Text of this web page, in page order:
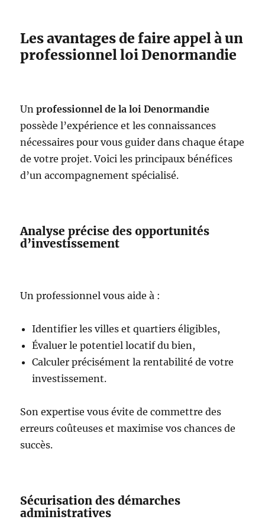
Les avantages de faire appel à un
professionnel loi Denormandie
Unprofessionnel de la loi Denormandie
possède l’expérience et les connaissances
nécessaires pour vous guider dans chaque étape
de votre projet. Voici les principaux bénéfices
d’un accompagnement spécialisé.
Analyse précise des opportunités
d’investissement
Un professionnel vous aide à :
Identifier les villes et quartiers éligibles,
Évaluer le potentiel locatif du bien,
Calculer précisément la rentabilité de votre
investissement.
Son expertise vous évite de commettre des
erreurs coûteuses et maximise vos chances de
succès.
Sécurisation des démarches
administratives